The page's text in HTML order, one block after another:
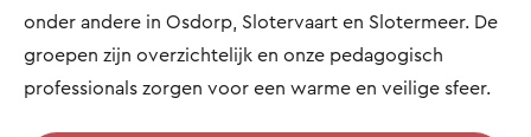
onder andere in Osdorp, Slotervaart en Slotermeer. De
groepen zijn overzichtelijk en onze pedagogisch
professionals zorgen voor een warme en veilige sfeer.